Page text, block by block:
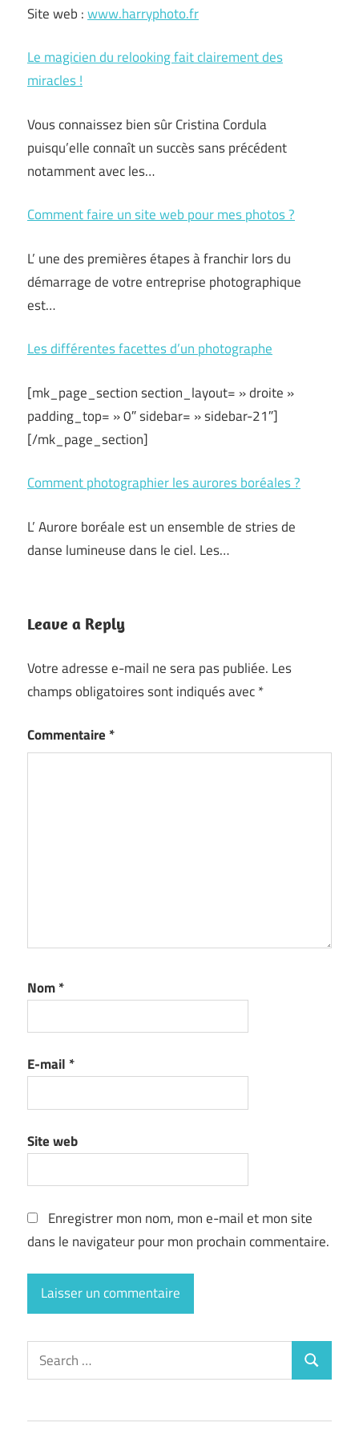
Site web :www.harryphoto.fr
Le magicien du relooking fait clairement des
miracles !
Vous connaissez bien sûr Cristina Cordula
puisqu’elle connaît un succès sans précédent
notamment avec les…
Comment faire un site web pour mes photos ?
L’ une des premières étapes à franchir lors du
démarrage de votre entreprise photographique
est…
Les différentes facettes d’un photographe
[mk_page_section section_layout= » droite »
padding_top= » 0″ sidebar= » sidebar-21″]
[/mk_page_section]
Comment photographier les aurores boréales ?
L’ Aurore boréale est un ensemble de stries de
danse lumineuse dans le ciel. Les…
Leave a Reply
Votre adresse e-mail ne sera pas publiée. Les
champs obligatoires sont indiqués avec*
Commentaire *
Nom*
E-mail *
Site web
Enregistrer mon nom, mon e-mail et mon site
dans le navigateur pour mon prochain commentaire.
Search
for:
Search